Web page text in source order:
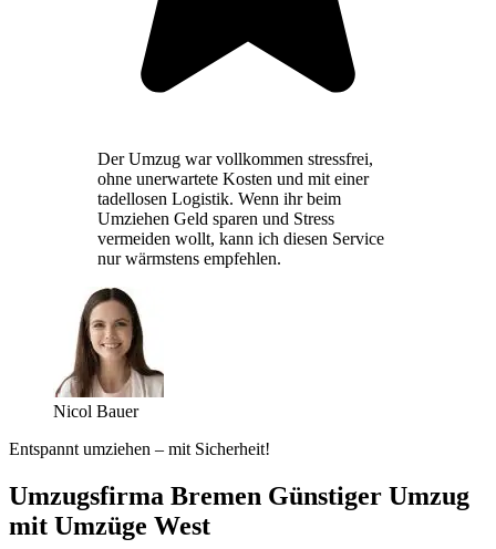
Der Umzug war vollkommen stressfrei,
ohne unerwartete Kosten und mit einer
tadellosen Logistik. Wenn ihr beim
Umziehen Geld sparen und Stress
vermeiden wollt, kann ich diesen Service
nur wärmstens empfehlen.
Nicol Bauer
Entspannt umziehen – mit Sicherheit!
Umzugsfirma Bremen Günstiger Umzug
mit Umzüge West